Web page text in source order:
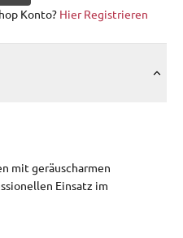
Konto? Hier Registrieren
mit geräuscharmen
Einsatz im